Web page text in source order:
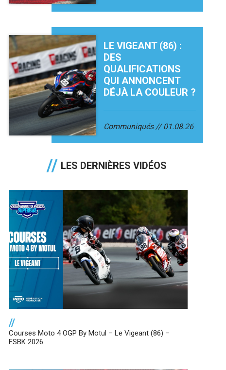
LE VIGEANT (86) :
DES
QUALIFICATIONS
QUI ANNONCENT
DÉJÀ LA COULEUR ?
Communiqués 01.08.26
LES DERNIÈRES VIDÉOS
//
Courses Moto 4 OGP By Motul – Le Vigeant (86) –
FSBK 2026